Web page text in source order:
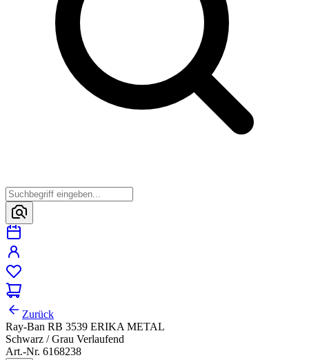
Zurück
Ray-Ban RB 3539 ERIKA METAL
Schwarz / Grau Verlaufend
Art.-Nr. 6168238